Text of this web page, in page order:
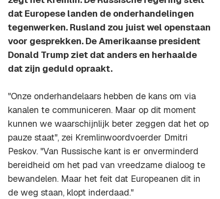
dat Europese landen de onderhandelingen
tegenwerken. Rusland zou juist wel openstaan
voor gesprekken. De Amerikaanse president
Donald Trump ziet dat anders en herhaalde
dat zijn geduld opraakt.
"Onze onderhandelaars hebben de kans om via
kanalen te communiceren. Maar op dit moment
kunnen we waarschijnlijk beter zeggen dat het op
pauze staat", zei Kremlinwoordvoerder Dmitri
Peskov. "Van Russische kant is er onverminderd
bereidheid om het pad van vreedzame dialoog te
bewandelen. Maar het feit dat Europeanen dit in
de weg staan, klopt inderdaad."